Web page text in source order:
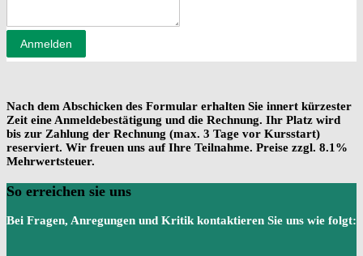
Anmelden
Nach dem Abschicken des Formular erhalten Sie innert kürzester
Zeit eine Anmeldebestätigung und die Rechnung. Ihr Platz wird
bis zur Zahlung der Rechnung (max. 3 Tage vor Kursstart)
reserviert. Wir freuen uns auf Ihre Teilnahme. Preise zzgl. 8.1%
Mehrwertsteuer.
So erreichen sie uns
Bei Fragen, Anregungen und Kritik kontaktieren Sie uns wie folgt: